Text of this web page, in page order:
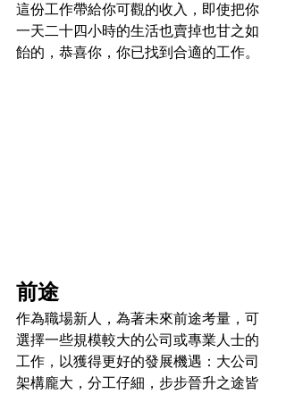
這份工作帶給你可觀的收入，即使把你
一天二十四小時的生活也賣掉也甘之如
飴的，恭喜你，你已找到合適的工作。
前途
作為職場新人，為著未來前途考量，可
選擇一些規模較大的公司或專業人士的
工作，以獲得更好的發展機遇：大公司
架構龐大，分工仔細，步步晉升之途皆